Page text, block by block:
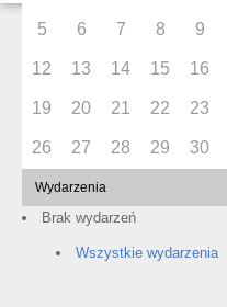
5 6 7 8 9
12 13 14 15 16
19 20 21 22 23
26 27 28 29 30
Wydarzenia
Brak wydarzeń
Wszystkie wydarzenia